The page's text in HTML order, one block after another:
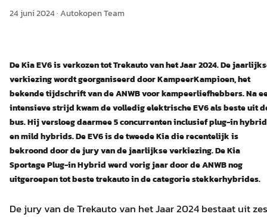
24 juni 2024·Autokopen Team
De Kia EV6 is verkozen tot Trekauto van het Jaar 2024. De
verkiezing wordt georganiseerd door KampeerKampioen, het
bekende tijdschrift van de ANWB voor kampeerliefhebbers. Na
intensieve strijd kwam de volledig elektrische EV6 als beste uit
bus. Hij versloeg daarmee 5 concurrenten inclusief plug-in
en mild hybrids. De EV6 is de tweede Kia die recentelijk is
bekroond door de jury van de jaarlijkse verkiezing. De Kia
Sportage Plug-in Hybrid werd vorig jaar door de ANWB nog
uitgeroepen tot beste trekauto in de categorie stekkerhybrides.
De jury van de Trekauto van het Jaar 2024 bestaat uit zes